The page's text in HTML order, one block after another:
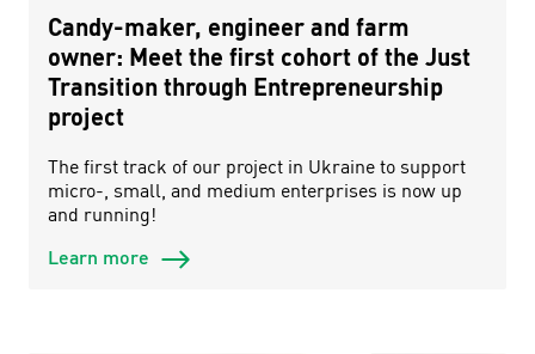
Candy-maker, engineer and farm
owner: Meet the first cohort of the Just
Transition through Entrepreneurship
project
The first track of our project in Ukraine to support
micro-, small, and medium enterprises is now up
and running!
Learn more